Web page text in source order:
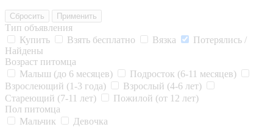
Сбросить Применить
Тип объявления
Купить
Взять бесплатно Вязка
Потерялись /
Найдены
Возраст питомца
Малыш (до 6 месяцев)
Подросток (6-11 месяцев)
Взрослеющий (1-3 года)
Взрослый (4-6 лет)
Стареющий (7-11 лет)
Пожилой (от 12 лет)
Пол питомца
Мальчик
Девочка